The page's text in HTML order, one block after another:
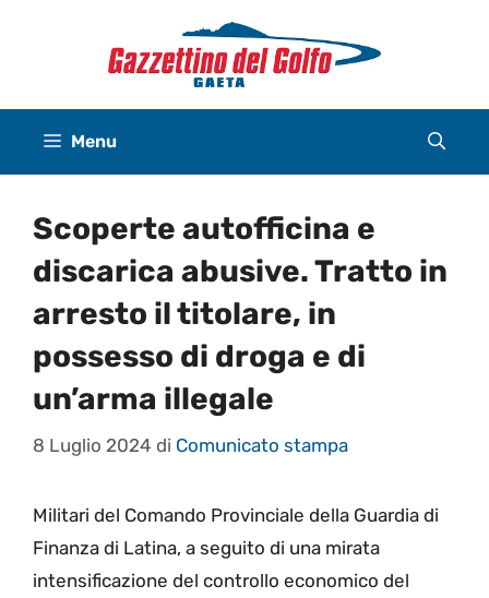
Menu
Scoperte autofficina e
discarica abusive. Tratto in
arresto il titolare, in
possesso di droga e di
un’arma illegale
8 Luglio 2024 di Comunicato stampa
Militari del Comando Provinciale della Guardia di
Finanza di Latina, a seguito di una mirata
intensificazione del controllo economico del